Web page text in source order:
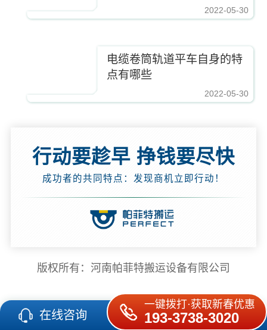
2022-05-30
电缆卷筒轨道平车自身的特
点有哪些
2022-05-30
行动要趁早 挣钱要尽快
成功者的共同特点：发现商机立即行动！
版权所有：河南帕菲特搬运设备有限公司
在线咨询
一键拨打·获取新春优惠
193-3738-3020